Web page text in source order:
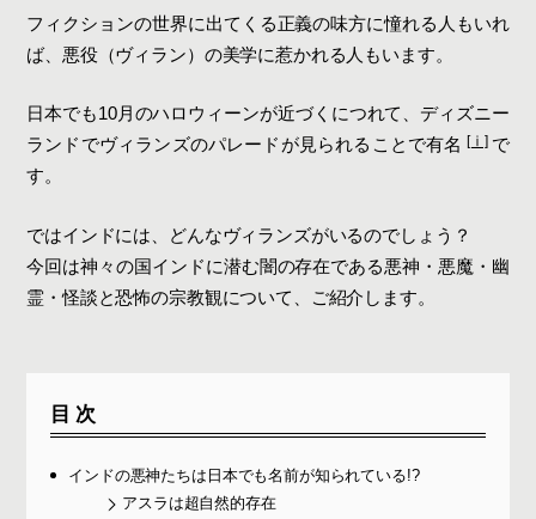
フィクションの世界に出てくる正義の味方に憧れる人もいれ
ば、悪役（ヴィラン）の美学に惹かれる人もいます。
日本でも10月のハロウィーンが近づくにつれて、ディズニー
ランドでヴィランズのパレードが見られることで有名 [ⅰ] で
す。
ではインドには、どんなヴィランズがいるのでしょう？
今回は神々の国インドに潜む闇の存在である悪神・悪魔・幽
霊・怪談と恐怖の宗教観について、ご紹介します。
目次
インドの悪神たちは日本でも名前が知られている!?
アスラは超自然的存在